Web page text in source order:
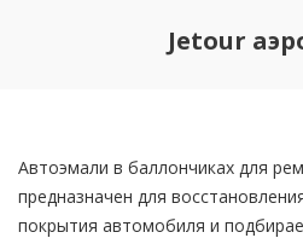
Jetour
Автоэмали в баллончиках для
предназначен для
покрытия автомобиля и